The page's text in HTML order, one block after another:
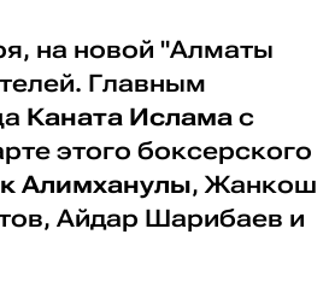
на новой "Алматы
Главным
Каната Ислама с
этого боксерского
Алимханулы, Жанкош
Айдар Шарибаев и